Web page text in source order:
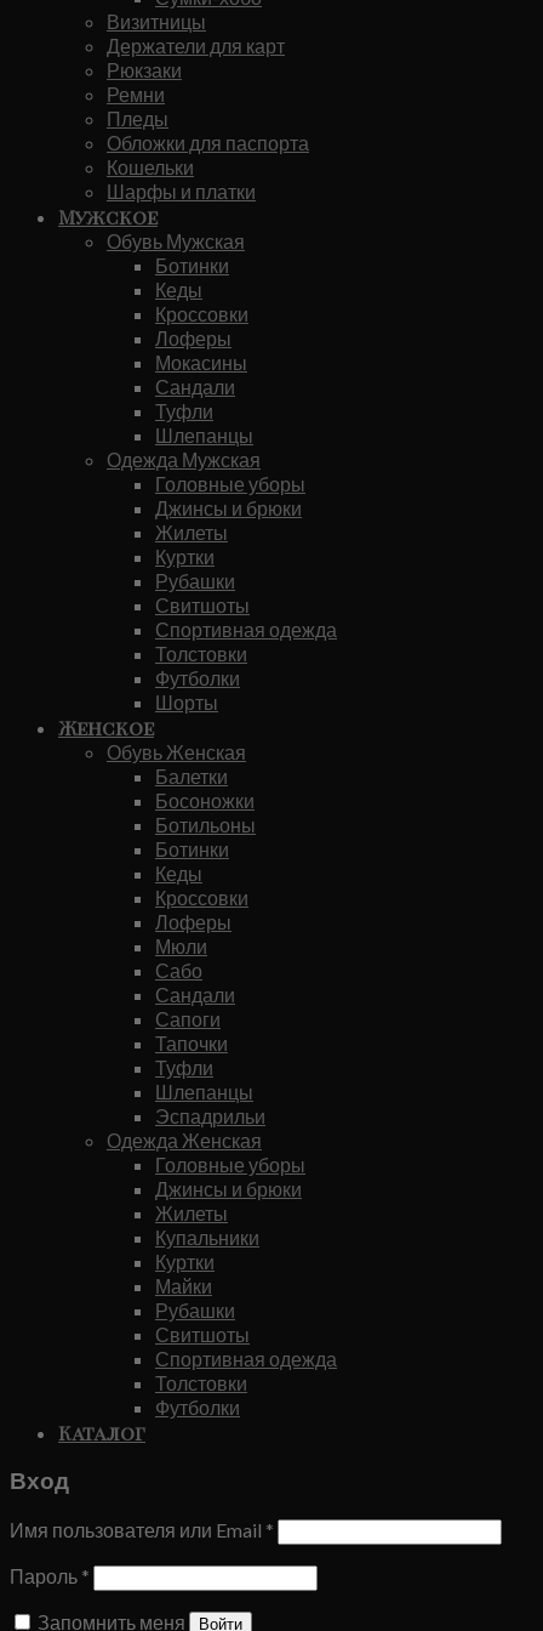
Визитницы
Держатели для карт
Рюкзаки
Ремни
Пледы
Обложки для паспорта
Кошельки
Шарфы и платки
Мужское
Обувь Мужская
Ботинки
Кеды
Кроссовки
Лоферы
Мокасины
Сандали
Туфли
Шлепанцы
Одежда Мужская
Головные уборы
Джинсы и брюки
Жилеты
Куртки
Рубашки
Свитшоты
Спортивная одежда
Толстовки
Футболки
Шорты
Женское
Обувь Женская
Балетки
Босоножки
Ботильоны
Ботинки
Кеды
Кроссовки
Лоферы
Мюли
Сабо
Сандали
Сапоги
Тапочки
Туфли
Шлепанцы
Эспадрильи
Одежда Женская
Головные уборы
Джинсы и брюки
Жилеты
Купальники
Куртки
Майки
Рубашки
Свитшоты
Спортивная одежда
Толстовки
Футболки
Каталог
Вход
Имя пользователя или Email *
Пароль *
Запомнить меня
Войти